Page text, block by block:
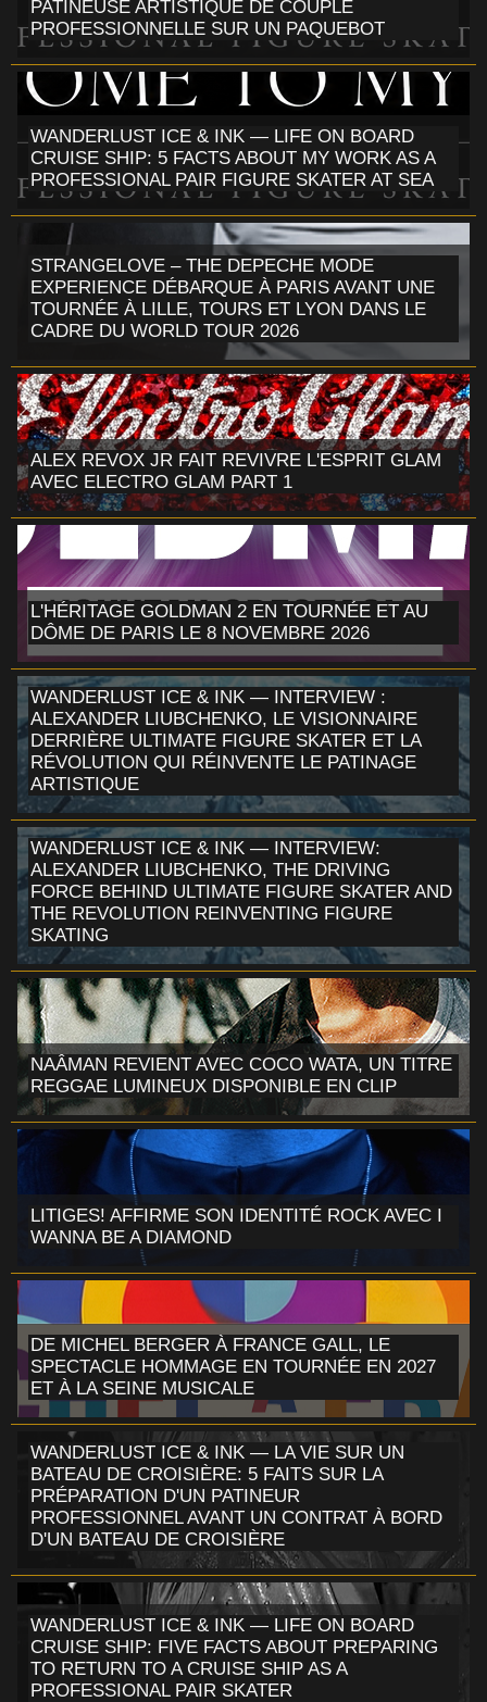
PATINEUSE ARTISTIQUE DE COUPLE
PROFESSIONNELLE SUR UN PAQUEBOT
WANDERLUST ICE & INK — LIFE ON BOARD
CRUISE SHIP: 5 FACTS ABOUT MY WORK AS A
PROFESSIONAL PAIR FIGURE SKATER AT SEA
STRANGELOVE – THE DEPECHE MODE
EXPERIENCE DÉBARQUE À PARIS AVANT UNE
TOURNÉE À LILLE, TOURS ET LYON DANS LE
CADRE DU WORLD TOUR 2026
ALEX REVOX JR FAIT REVIVRE L'ESPRIT GLAM
AVEC ELECTRO GLAM PART 1
L'HÉRITAGE GOLDMAN 2 EN TOURNÉE ET AU
DÔME DE PARIS LE 8 NOVEMBRE 2026
WANDERLUST ICE & INK — INTERVIEW :
ALEXANDER LIUBCHENKO, LE VISIONNAIRE
DERRIÈRE ULTIMATE FIGURE SKATER ET LA
RÉVOLUTION QUI RÉINVENTE LE PATINAGE
ARTISTIQUE
WANDERLUST ICE & INK — INTERVIEW:
ALEXANDER LIUBCHENKO, THE DRIVING
FORCE BEHIND ULTIMATE FIGURE SKATER AND
THE REVOLUTION REINVENTING FIGURE
SKATING
NAÂMAN REVIENT AVEC COCO WATA, UN TITRE
REGGAE LUMINEUX DISPONIBLE EN CLIP
LITIGES! AFFIRME SON IDENTITÉ ROCK AVEC I
WANNA BE A DIAMOND
DE MICHEL BERGER À FRANCE GALL, LE
SPECTACLE HOMMAGE EN TOURNÉE EN 2027
ET À LA SEINE MUSICALE
WANDERLUST ICE & INK — LA VIE SUR UN
BATEAU DE CROISIÈRE: 5 FAITS SUR LA
PRÉPARATION D'UN PATINEUR
PROFESSIONNEL AVANT UN CONTRAT À BORD
D'UN BATEAU DE CROISIÈRE
WANDERLUST ICE & INK — LIFE ON BOARD
CRUISE SHIP: FIVE FACTS ABOUT PREPARING
TO RETURN TO A CRUISE SHIP AS A
PROFESSIONAL PAIR SKATER